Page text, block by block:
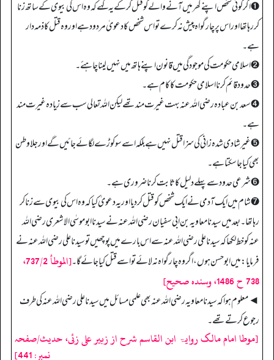
➊ اگر کوئی شخص اپنے گھر میں آنے والے کوقتل کر کے یہ کہے کہ وہ اس کی بیوی کے ساتھ زنا
کر رہا تھا اور اس پر چار گواہ پیش نہ کرے تو اس شخص کا دعویٰ مردود ہے اور وہ قتل کا ذمہ دار
ہے۔
➋ اسلامی حکومت کی موجودگی میں قانون اپنے ہاتھ میں نہیں لینا چاہئے۔
➌ حدود قائم کرنا اسلامی حکومت کا کام ہے۔
➍ سعد بن عبادہ رضی اللہ عنہ بہت غیرت مند تھے لیکن الله تعالی سب سے زیادہ غیرت مند
ہے۔
➎ غیر شادی شدہ زانی کی سزا قتل نہیں ہے بلکہ اسے سوکوڑے لگائے جائیں گے اور جلاوطن
بھی کیا جا سکتا ہے۔
➏ شرعی حدود سے پہلے دلیل کا ثابت کرنا ضروری ہے۔
➐ شام میں ایک آدمی نے ایک شخص کو قتل کر دیا اور یہ دعویٰ کیا کہ وہ اس کی بیوی سے زنا کر
رہا تھا۔ بعد میں سیدنا معاویہ بن ابی سفیان رضی اللہ عنہ نے سیدنا ابوموسٰی الاشعری رضی اللہ
عنہ کو خط لکھا کہ سیدنا علی رضی اللہ عنہ سے اس بارے میں پوچھیں تو سیدنا علی رضی اللہ عنہ نے
فرمایا: میں ابوحسن ہوں، اگر وہ چار گواہ نہ لائے تو اسے قتل کیا جائے گا۔
[الموطأ 737/2،
738 ح 1486، وسنده صحيح]
◄ معلوم ہوا کہ سیدنا معاویہ رضی اللہ عنہ بھی علمی مسائل میں سیدنا علی رضی اللہ عنہ کی طرف
رجوع کرتے تھے۔
[موطا امام مالک روایۃ ابن القاسم شرح از زبیر علی زئی، حدیث/صفحہ
نمبر: 441]